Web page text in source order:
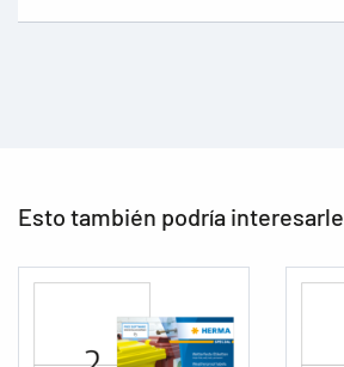
Esto también podría interesarle